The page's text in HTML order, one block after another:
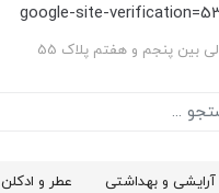
google-site-
بین پنجم و هفتم پلاک 55
آرایشی و بهداشتی عطر و ادکلن